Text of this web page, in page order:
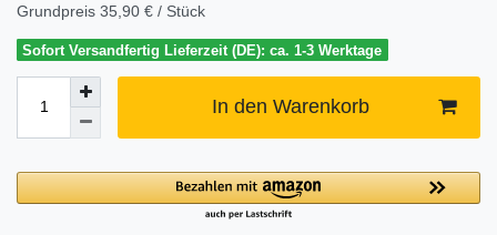
Grundpreis 35,90 € / Stück
Sofort Versandfertig Lieferzeit (DE): ca. 1-3 Werktage
In den Warenkorb